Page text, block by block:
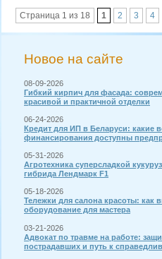
Страница 1 из 18 1 2 3 4
Новое на сайте
08-09-2026
Гибкий кирпич для фасада:
красивой и практичной отделки
06-24-2026
Кредит для ИП в Беларуси: какие
финансирования доступны
05-31-2026
Агротехника суперсладкой
гибрида Лендмарк F1
05-18-2026
Тележки для салона красоты: как
оборудование для мастера
03-21-2026
Адвокат по травме на работе:
пострадавших и путь к